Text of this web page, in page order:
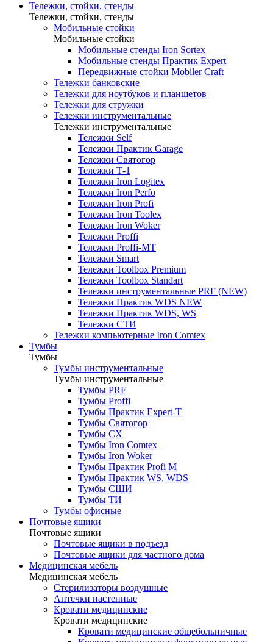
Тележки, стойки, стенды
Тележки, стойки, стенды
Мобильные стойки
Мобильные стойки
Мобильные стенды Iron Sortex
Мобильные стенды Практик Expert
Передвижные стойки Mobiler Craft
Тележки банковские
Тележки для ноутбуков и планшетов
Тележки для стружки
Тележки инструментальные
Тележки инструментальные
Тележки Self
Тележки Практик Garage
Тележки Святогор
Тележки Т-1
Тележки Iron Logitex
Тележки Iron Perfo
Тележки Iron Profi
Тележки Iron Toolex
Тележки Iron Woker
Тележки Proffi
Тележки Proffi-MT
Тележки Smart
Тележки Toolbox Premium
Тележки Toolbox Standart
Тележки инструментальные PRF (NEW)
Тележки Практик WDS NEW
Тележки Практик WDS, WS
Тележки СТИ
Тележки компьютерные Iron Comtex
Тумбы
Тумбы
Тумбы инструментальные
Тумбы инструментальные
Тумбы PRF
Тумбы Proffi
Тумбы Практик Expert-T
Тумбы Святогор
Тумбы CX
Тумбы Iron Comtex
Тумбы Iron Woker
Тумбы Практик Profi M
Тумбы Практик WS, WDS
Тумбы СШИ
Тумбы ТИ
Тумбы офисные
Почтовые ящики
Почтовые ящики
Почтовые ящики в подъезд
Почтовые ящики для частного дома
Медицинская мебель
Медицинская мебель
Стерилизаторы воздушные
Аптечки настенные
Кровати медицинские
Кровати медицинские
Кровати медицинские общебольничные